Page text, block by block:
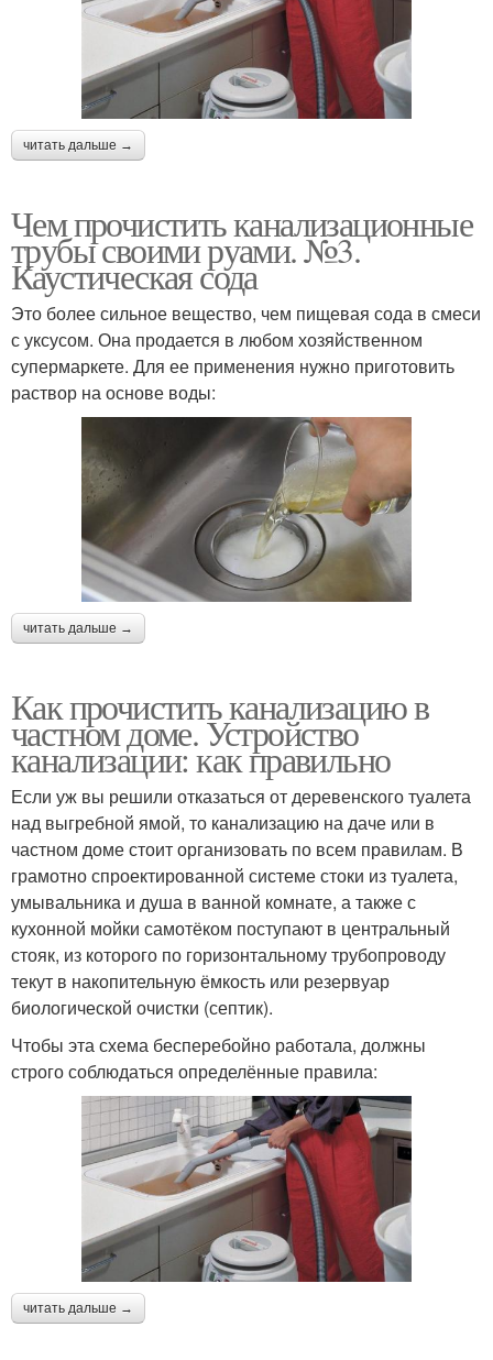
читать дальше →
Чем прочистить канализационные
трубы своими руами. №3.
Каустическая сода
Это более сильное вещество, чем пищевая сода в смеси
с уксусом. Она продается в любом хозяйственном
супермаркете. Для ее применения нужно приготовить
раствор на основе воды:
читать дальше →
Как прочистить канализацию в
частном доме. Устройство
канализации: как правильно
Если уж вы решили отказаться от деревенского туалета
над выгребной ямой, то канализацию на даче или в
частном доме стоит организовать по всем правилам. В
грамотно спроектированной системе стоки из туалета,
умывальника и душа в ванной комнате, а также с
кухонной мойки самотёком поступают в центральный
стояк, из которого по горизонтальному трубопроводу
текут в накопительную ёмкость или резервуар
биологической очистки (септик).
Чтобы эта схема бесперебойно работала, должны
строго соблюдаться определённые правила:
читать дальше →